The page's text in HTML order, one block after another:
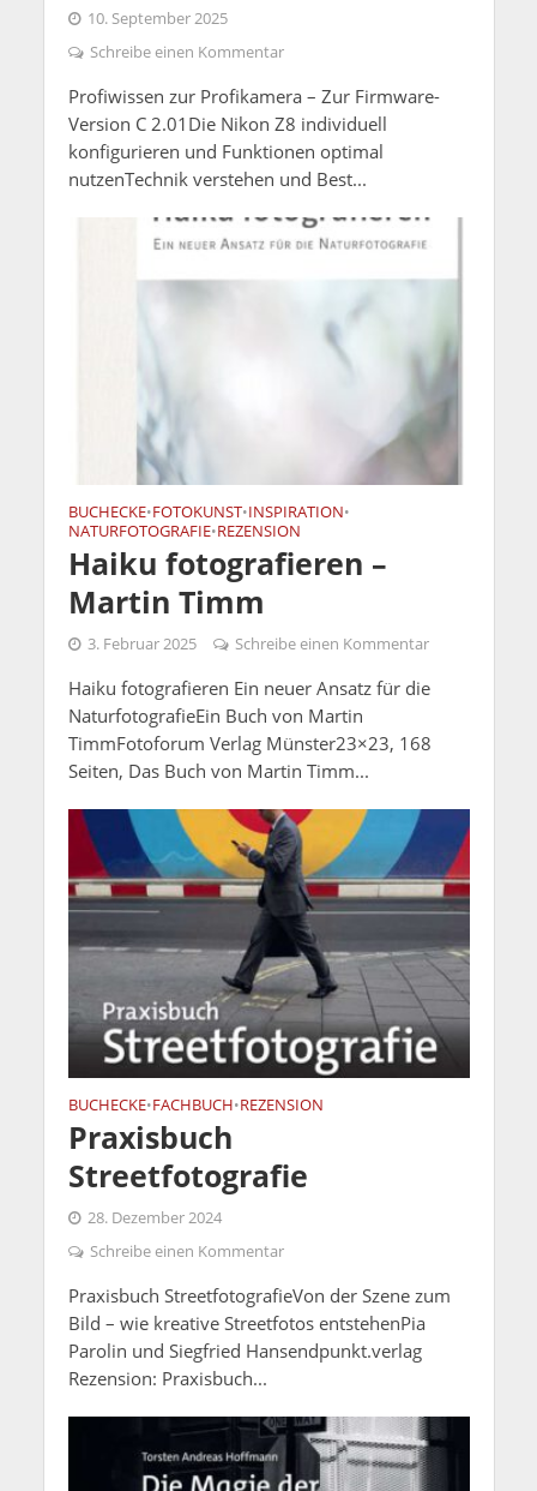
10. September 2025
Schreibe einen Kommentar
Profiwissen zur Profikamera – Zur Firmware-
Version C 2.01Die Nikon Z8 individuell
konfigurieren und Funktionen optimal
nutzenTechnik verstehen und Best...
BUCHECKE•FOTOKUNST•INSPIRATION•
NATURFOTOGRAFIE•REZENSION
Haiku fotografieren –
Martin Timm
3. Februar 2025 Schreibe einen Kommentar
Haiku fotografieren Ein neuer Ansatz für die
NaturfotografieEin Buch von Martin
TimmFotoforum Verlag Münster23×23, 168
Seiten, Das Buch von Martin Timm...
BUCHECKE•FACHBUCH•REZENSION
Praxisbuch
Streetfotografie
28. Dezember 2024
Schreibe einen Kommentar
Praxisbuch StreetfotografieVon der Szene zum
Bild – wie kreative Streetfotos entstehenPia
Parolin und Siegfried Hansendpunkt.verlag
Rezension: Praxisbuch...